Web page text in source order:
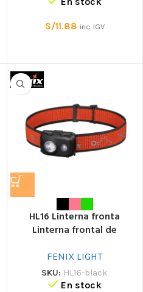
S/11.88 inc. IGV
HL16 Linterna fronta
Linterna frontal de
FENIX LIGHT
SKU: HL16-black
En stock